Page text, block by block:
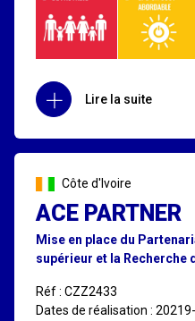
Lire la suite
Côte d'Ivoire
ACE PARTNER
Mise en place du
supérieur et la Recherche
Réf : CZZ2433
Dates de réalisation :